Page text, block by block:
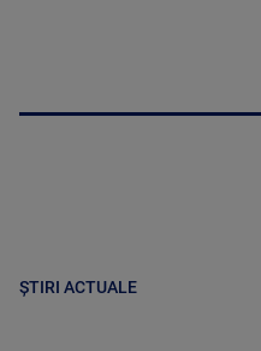
ȘTIRI ACTUALE